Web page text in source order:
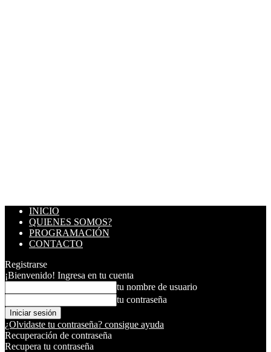
INICIO
QUIENES SOMOS?
PROGRAMACIÓN
CONTACTO
Registrarse
¡Bienvenido! Ingresa en tu cuenta
tu nombre de usuario
tu contraseña
¿Olvidaste tu contraseña? consigue ayuda
Recuperación de contraseña
Recupera tu contraseña